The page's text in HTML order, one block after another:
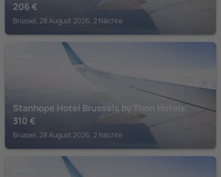
206 €
Brüssel, 28 August 2026, 2 Nächte
Stanhope Hotel Brussels by Thon Hotels
310 €
Brüssel, 28 August 2026, 2 Nächte